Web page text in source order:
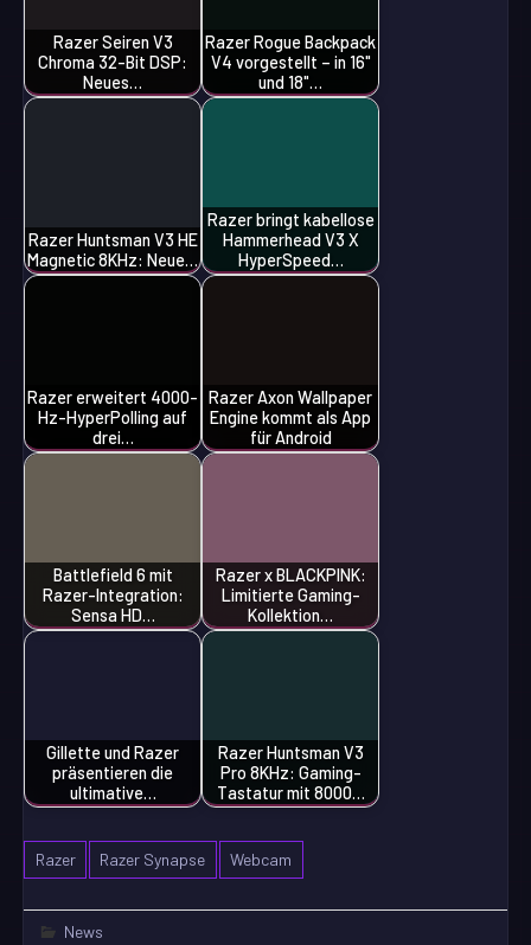
Razer Seiren V3
Chroma 32-Bit DSP:
Neues…
Razer Rogue Backpack
V4 vorgestellt – in 16"
und 18"…
Razer Huntsman V3 HE
Magnetic 8KHz: Neue…
Razer bringt kabellose
Hammerhead V3 X
HyperSpeed…
Razer erweitert 4000-
Hz-HyperPolling auf
drei…
Razer Axon Wallpaper
Engine kommt als App
für Android
Battlefield 6 mit
Razer-Integration:
Sensa HD…
Razer x BLACKPINK:
Limitierte Gaming-
Kollektion…
Gillette und Razer
präsentieren die
ultimative…
Razer Huntsman V3
Pro 8KHz: Gaming-
Tastatur mit 8000…
Razer Razer Synapse Webcam
News